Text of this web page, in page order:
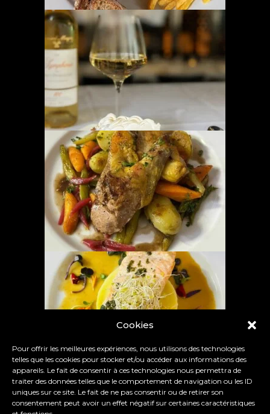
Cookies
Pour offrir les meilleures expériences, nous utilisons des technologies
telles que les cookies pour stocker et/ou accéder aux informations des
appareils. Le fait de consentir à ces technologies nous permettra de
traiter des données telles que le comportement de navigation ou les ID
uniques sur ce site. Le fait de ne pas consentir ou de retirer son
consentement peut avoir un effet négatif sur certaines caractéristiques